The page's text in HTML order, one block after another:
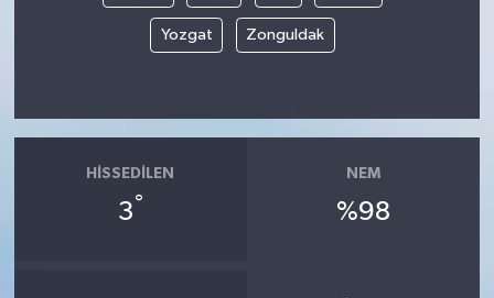
Yozgat Zonguldak
HISSEDILEN
3°
NEM
%98